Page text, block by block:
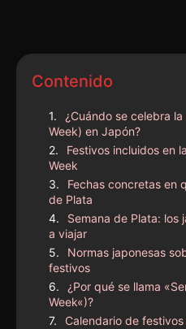
Contenido
¿Cuándo se celebra
Week) en Japón?
Festivos incluidos en
Week
Fechas concretas en
de Plata
Semana de Plata: los
a viajar
Normas japonesas
festivos
¿Por qué se llama
Week«)?
Calendario de